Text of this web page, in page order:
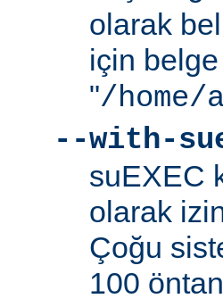
olarak
için
"/home/
--with-
suEXEC
olarak
Çoğu
100